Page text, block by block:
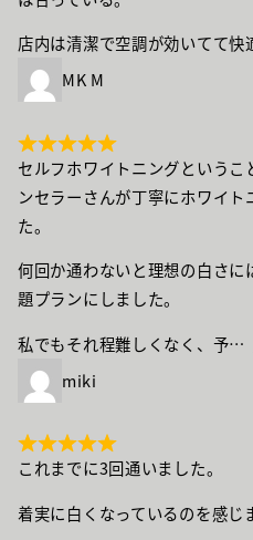
店内は清潔で空調が効いてて快
MK M
セルフホワイトニングという
ンセラーさんが丁寧にホワイ
た。
何回か通わないと理想の白さ
題プランにしました。
私でもそれ程難しくなく、予
miki
これまでに3回通いました。
着実に白くなっているのを感じ